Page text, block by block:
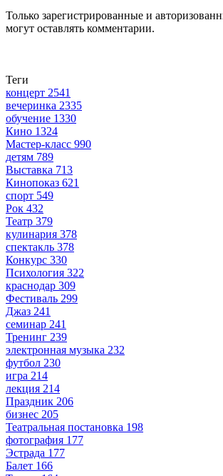
Только зарегистрированные и
могут оставлять комментарии.
Теги
концерт 2541
вечеринка 2335
обучение 1330
Кино 1324
Мастер-класс 990
детям 789
Выставка 713
Кинопоказ 621
спорт 549
Рок 432
Театр 379
кулинария 378
спектакль 378
Конкурс 330
Психология 322
краснодар 309
Фестиваль 299
Джаз 241
семинар 241
Тренинг 239
электронная музыка 232
футбол 230
игра 214
лекция 214
Праздник 206
бизнес 205
Театральная постановка 198
фотография 177
Эстрада 177
Балет 166